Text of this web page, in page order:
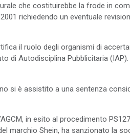
che costituirebbe la frode in
richiedendo un eventuale
il ruolo degli organismi di
di Autodisciplina Pubblicitaria (IAP).
si è assistito a una sentenza
in esito al procedimento
marchio Shein, ha sanzionato la